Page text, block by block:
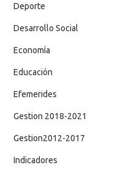
Deporte
Desarrollo Social
Economía
Educación
Efemerides
Gestion 2018-2021
Gestion2012-2017
Indicadores